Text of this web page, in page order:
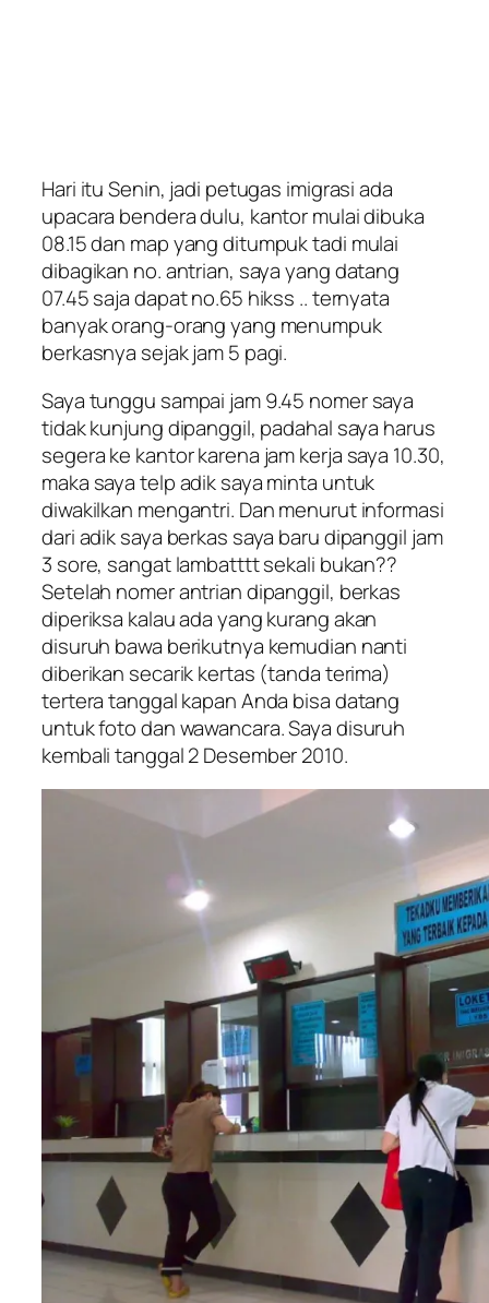
Hari itu Senin, jadi petugas imigrasi ada
upacara bendera dulu, kantor mulai dibuka
08.15 dan map yang ditumpuk tadi mulai
dibagikan no. antrian, saya yang datang
07.45 saja dapat no.65 hikss .. ternyata
banyak orang-orang yang menumpuk
berkasnya sejak jam 5 pagi.
Saya tunggu sampai jam 9.45 nomer saya
tidak kunjung dipanggil, padahal saya harus
segera ke kantor karena jam kerja saya 10.30,
maka saya telp adik saya minta untuk
diwakilkan mengantri. Dan menurut informasi
dari adik saya berkas saya baru dipanggil jam
3 sore, sangat lambatttt sekali bukan??
Setelah nomer antrian dipanggil, berkas
diperiksa kalau ada yang kurang akan
disuruh bawa berikutnya kemudian nanti
diberikan secarik kertas (tanda terima)
tertera tanggal kapan Anda bisa datang
untuk foto dan wawancara. Saya disuruh
kembali tanggal 2 Desember 2010.